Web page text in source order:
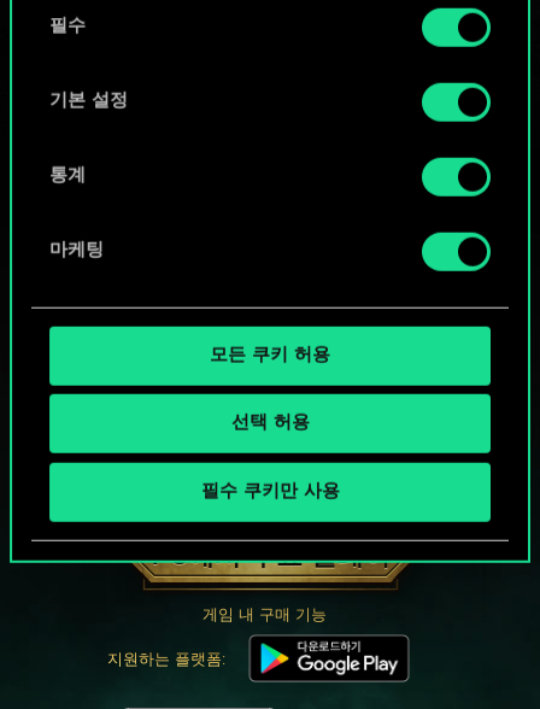
쿠키 사용에 관한 세부 사항이나 관련 설정은 아래의
필수
기본 설정
통계
마케팅
모든 쿠키 허용
선택 허용
필수 쿠키만 사용
궨트 한 판 어떠신가요?
PC에서 무료 플레이
게임 내 구매 기능
지원하는 플랫폼: